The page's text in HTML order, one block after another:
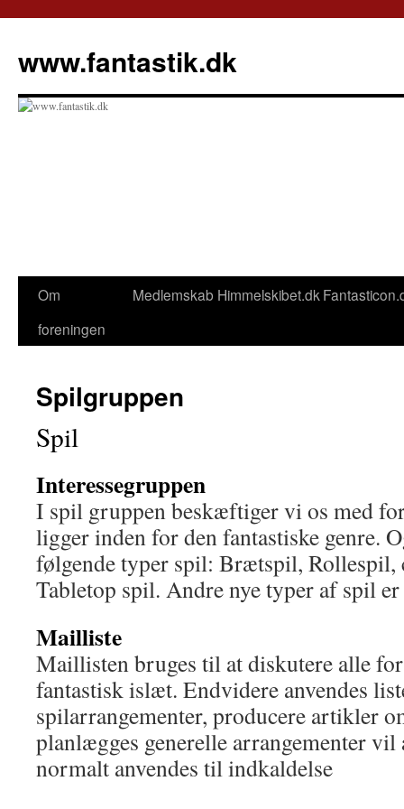
indhold
www.fantastik.dk
Om
foreningen
Medlemskab Himmelskibet.dk
Spilgruppen
Spil
Interessegruppen
I spil gruppen beskæftiger vi os med
ligger inden for den fantastiske genre.
følgende typer spil: Brætspil, Rollespil,
Tabletop spil. Andre nye typer af spil
Mailliste
Maillisten bruges til at diskutere alle
fantastisk islæt. Endvidere anvendes
spilarrangementer, producere artikler
planlægges generelle arrangementer
normalt anvendes til indkaldelse